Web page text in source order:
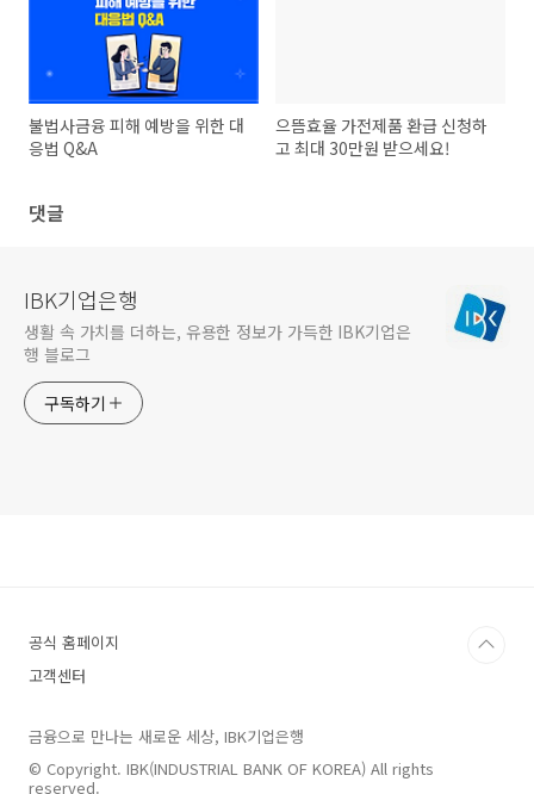
불법사금융 피해 예방을 위한 대
응법 Q&A
으뜸효율 가전제품 환급 신청하
고 최대 30만원 받으세요!
댓글
IBK기업은행
생활 속 가치를 더하는, 유용한 정보가 가득한 IBK기업은
행 블로그
구독하기
공식 홈페이지
고객센터
금융으로 만나는 새로운 세상, IBK기업은행
© Copyright. IBK(INDUSTRIAL BANK OF KOREA) All rights
reserved.